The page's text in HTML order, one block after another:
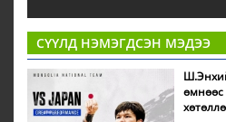
СҮҮЛД НЭМЭГДСЭН МЭДЭЭ
өмнөөс